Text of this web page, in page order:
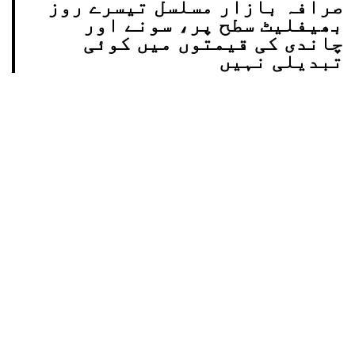
صرافہ بازار مسلسل تیسرے روز
بھیفلیٹ سطح پر، سونے اور
چاندی کی قیمتوں میں کوئی
تبدیلی نہیں